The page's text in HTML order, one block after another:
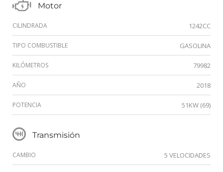
Motor
CILINDRADA 1242CC
TIPO COMBUSTIBLE GASOLINA
KILÓMETROS 79982
AÑO 2018
POTENCIA 51KW (69)
Transmisión
CAMBIO 5 VELOCIDADES